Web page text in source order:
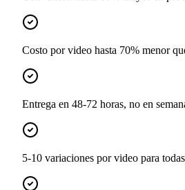
Costo por video hasta 70% menor
Entrega en 48-72 horas, no en
5-10 variaciones por video para